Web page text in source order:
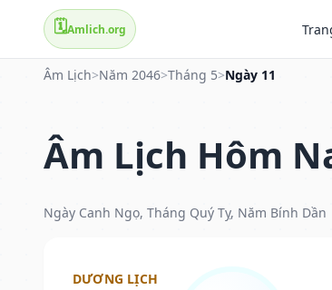
🗓️Amlich.org
Âm Lịch>Năm 2046>Tháng 5>Ngày 11
Âm Lịch Hôm
Ngày Canh Ngọ, Tháng Quý Tỵ, Năm Bính Dần
DƯƠNG LỊCH